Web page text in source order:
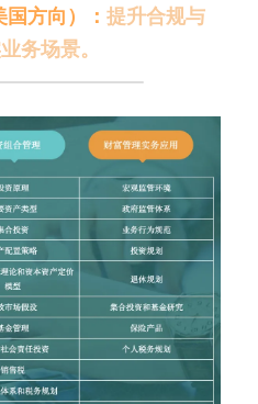
方向）： 提升合规与
务场景。